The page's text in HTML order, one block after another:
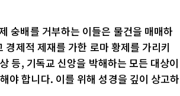
숭배를 거부하는 이들은 물건을 매매하
제적 제재를 가한 로마 황제를 가리키
등, 기독교 신앙을 박해하는 모든 대상이
야 합니다. 이를 위해 성경을 깊이 상고하